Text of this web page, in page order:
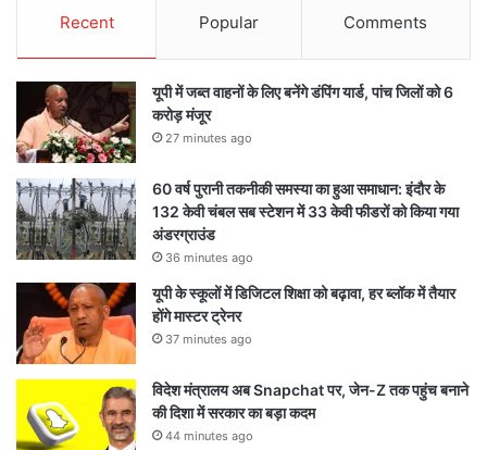
Recent Popular Comments
यूपी में जब्त वाहनों के लिए बनेंगे डंपिंग यार्ड, पांच जिलों को 6
करोड़ मंजूर
27 minutes ago
60 वर्ष पुरानी तकनीकी समस्या का हुआ समाधान: इंदौर के
132 केवी चंबल सब स्टेशन में 33 केवी फीडरों को किया गया
अंडरग्राउंड
36 minutes ago
यूपी के स्कूलों में डिजिटल शिक्षा को बढ़ावा, हर ब्लॉक में तैयार
होंगे मास्टर ट्रेनर
37 minutes ago
विदेश मंत्रालय अब Snapchat पर, जेन-Z तक पहुंच बनाने
की दिशा में सरकार का बड़ा कदम
44 minutes ago